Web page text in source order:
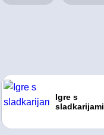
Igre s
sladkarijami